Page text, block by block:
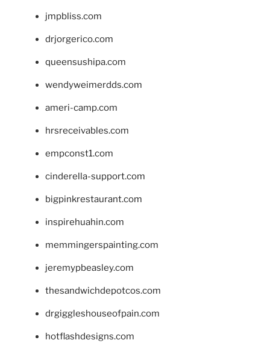
jmpbliss.com
drjorgerico.com
queensushipa.com
wendyweimerdds.com
ameri-camp.com
hrsreceivables.com
empconst1.com
cinderella-support.com
bigpinkrestaurant.com
inspirehuahin.com
memmingerspainting.com
jeremypbeasley.com
thesandwichdepotcos.com
drgiggleshouseofpain.com
hotflashdesigns.com